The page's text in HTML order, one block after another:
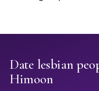
Date lesbian
Himoon